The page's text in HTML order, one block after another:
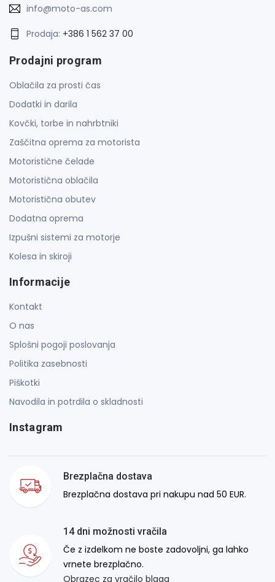
info@moto-as.com
Prodaja: +386 1 562 37 00
Prodajni program
Oblačila za prosti čas
Dodatki in darila
Kovčki, torbe in nahrbtniki
Zaščitna oprema za motorista
Motoristične čelade
Motoristična oblačila
Motoristična obutev
Dodatna oprema
Izpušni sistemi za motorje
Kolesa in skiroji
Informacije
Kontakt
O nas
Splošni pogoji poslovanja
Politika zasebnosti
Piškotki
Navodila in potrdila o skladnosti
Instagram
Brezplačna dostava
Brezplačna dostava pri nakupu nad 50 EUR.
14 dni možnosti vračila
Če z izdelkom ne boste zadovoljni, ga lahko
vrnete brezplačno.
Obrazec za vračilo blaga